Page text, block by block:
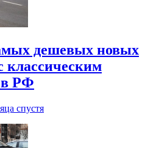
дешевых новых
классическим
в РФ
спустя